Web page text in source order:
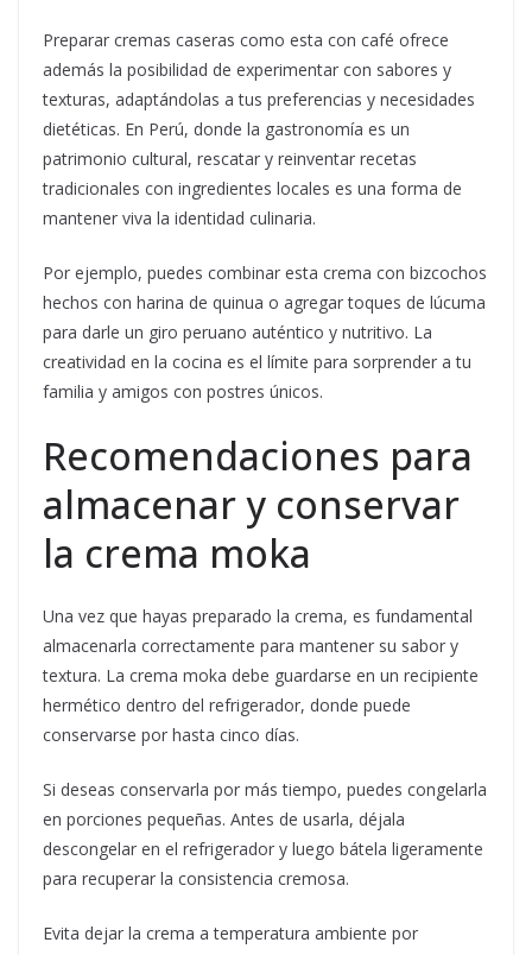
Preparar cremas caseras como esta con café ofrece
además la posibilidad de experimentar con sabores y
texturas, adaptándolas a tus preferencias y necesidades
dietéticas. En Perú, donde la gastronomía es un
patrimonio cultural, rescatar y reinventar recetas
tradicionales con ingredientes locales es una forma de
mantener viva la identidad culinaria.
Por ejemplo, puedes combinar esta crema con bizcochos
hechos con harina de quinua o agregar toques de lúcuma
para darle un giro peruano auténtico y nutritivo. La
creatividad en la cocina es el límite para sorprender a tu
familia y amigos con postres únicos.
Recomendaciones para
almacenar y conservar
la crema moka
Una vez que hayas preparado la crema, es fundamental
almacenarla correctamente para mantener su sabor y
textura. La crema moka debe guardarse en un recipiente
hermético dentro del refrigerador, donde puede
conservarse por hasta cinco días.
Si deseas conservarla por más tiempo, puedes congelarla
en porciones pequeñas. Antes de usarla, déjala
descongelar en el refrigerador y luego bátela ligeramente
para recuperar la consistencia cremosa.
Evita dejar la crema a temperatura ambiente por